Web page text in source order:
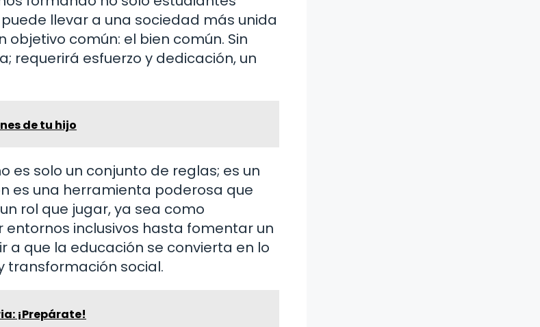
llevar a una sociedad más unida
común: el bien común. Sin
requerirá esfuerzo y dedicación, un
de tu hijo
es solo un conjunto de reglas; es un
es una herramienta poderosa que
rol que jugar, ya sea como
inclusivos hasta fomentar un
que la educación se convierta en lo
transformación social.
¡Prepárate!